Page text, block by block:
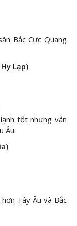
Bắc Cực Quang
Lạp)
tốt nhưng vẫn
Âu.
Tây Âu và Bắc